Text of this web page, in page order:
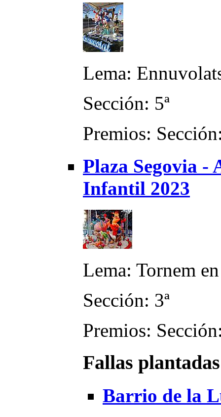
Lema:
Sección: 5ª
Premios:
Plaza Segovia -
Infantil 2023
Lema: Tornem
Sección: 3ª
Premios:
Fallas
Barrio de la